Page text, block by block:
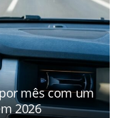
mês com um
2026